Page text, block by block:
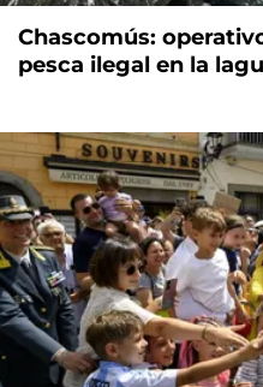
Chascomús:
pesca ilegal en la